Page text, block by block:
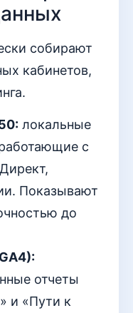
собирают
кабинетов,
локальные
с
Показывают
до
отчеты
и «Пути к